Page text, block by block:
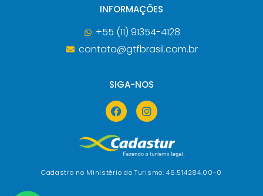
INFORMAÇÕES
+55 (11) 91354-4128
contato@gtfbrasil.com.br
SIGA-NOS
Cadastro no Ministério do Turismo: 46.514284.00-0